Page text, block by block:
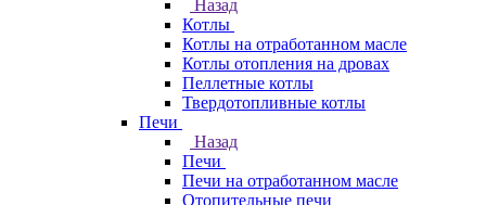
Назад
Котлы
Котлы на отработанном масле
Котлы отопления на дровах
Пеллетные котлы
Твердотопливные котлы
Печи
Назад
Печи
Печи на отработанном масле
Отопительные печи